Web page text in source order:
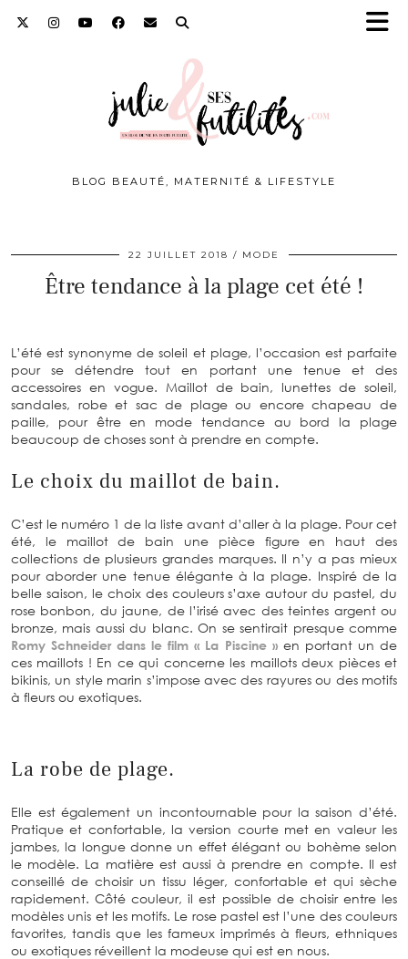
BLOG BEAUTÉ, MATERNITÉ & LIFESTYLE
22 JUILLET 2018 MODE
Être tendance à la plage cet été !
L’été est synonyme de soleil et plage, l’occasion est parfaite
pour se détendre tout en portant une tenue et des
accessoires en vogue. Maillot de bain, lunettes de soleil,
sandales, robe et sac de plage ou encore chapeau de
paille, pour être en mode tendance au bord la plage
beaucoup de choses sont à prendre en compte.
Le choix du maillot de bain.
C’est le numéro 1 de la liste avant d’aller à la plage. Pour cet
été, le maillot de bain une pièce figure en haut des
collections de plusieurs grandes marques. Il n’y a pas mieux
pour aborder une tenue élégante à la plage. Inspiré de la
belle saison, le choix des couleurs s’axe autour du pastel, du
rose bonbon, du jaune, de l’irisé avec des teintes argent ou
bronze, mais aussi du blanc. On se sentirait presque comme
Romy Schneider dans le film « La Piscine »en portant un de
ces maillots ! En ce qui concerne les maillots deux pièces et
bikinis, un style marin s’impose avec des rayures ou des motifs
à fleurs ou exotiques.
La robe de plage.
Elle est également un incontournable pour la saison d’été.
Pratique et confortable, la version courte met en valeur les
jambes, la longue donne un effet élégant ou bohème selon
le modèle. La matière est aussi à prendre en compte. Il est
conseillé de choisir un tissu léger, confortable et qui sèche
rapidement. Côté couleur, il est possible de choisir entre les
modèles unis et les motifs. Le rose pastel est l’une des couleurs
favorites, tandis que les fameux imprimés à fleurs, ethniques
ou exotiques réveillent la modeuse qui est en nous.